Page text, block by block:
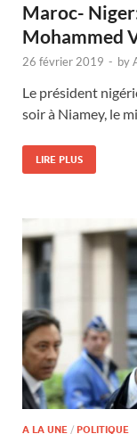
Maroc-
Mohammed
26 février 2019 - by
Le président
soir à Niamey, le
LIRE PLUS
A LA UNE / POLITIQUE